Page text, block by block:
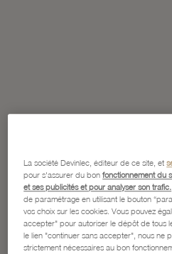
La société Devinlec, éditeur de ce site, et
pour s'assurer du bonfonctionnement du
et ses publicités et pour analyser son trafic.
de paramétrage en utilisant le bouton
vos choix sur les cookies. Vous pouvez
accepter" pour autoriser le dépôt de tous
le lien "continuer sans accepter", nous ne
strictement nécessaires au bon